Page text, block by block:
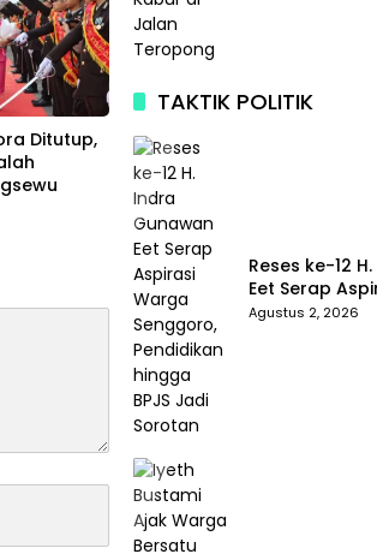
Ditutup,
TAKTIK POLITIK
Reses ke-12
Eet Serap
Senggoro,
Agustus 2, 2026